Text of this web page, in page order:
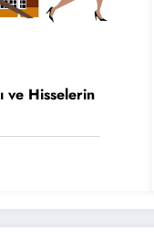
ve Hisselerin